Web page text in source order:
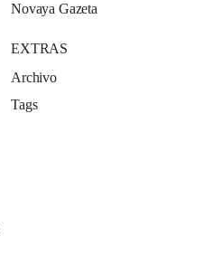
Novaya Gazeta
EXTRAS
Archivo
Tags